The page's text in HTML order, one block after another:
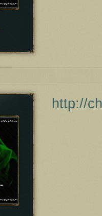
http://